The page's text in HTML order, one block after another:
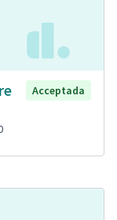
Acceptada